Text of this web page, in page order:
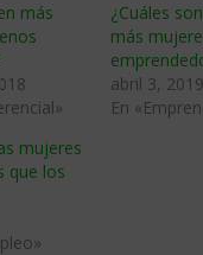
más
¿Cuáles
más
abril 3, 2019
En
mujeres
que los